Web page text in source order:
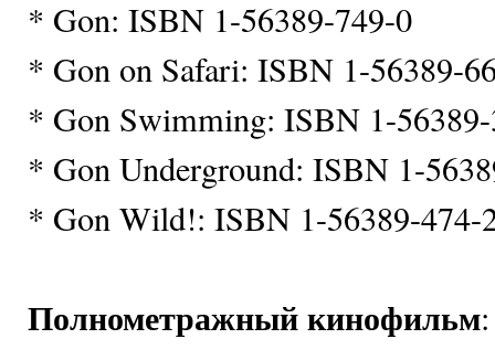
* Gon: ISBN 1-56389-749-0
* Gon on Safari: ISBN 1-56389-
* Gon Swimming: ISBN 1-
* Gon Underground: ISBN 1-
* Gon Wild!: ISBN 1-56389-474-
Полнометражный кинофильм: